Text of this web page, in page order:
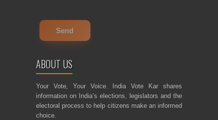
ABOUT US
Your Vote, Your Voice. India Vote Kar shares
information on India’s elections, legislators and the
electoral process to help citizens make an informed
choice.